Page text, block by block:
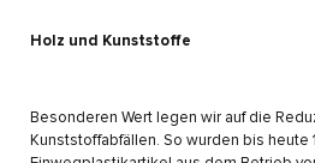
Holz und Kunststoffe
Besonderen Wert legen wir auf die
Kunststoffabfällen. So wurden bis heute